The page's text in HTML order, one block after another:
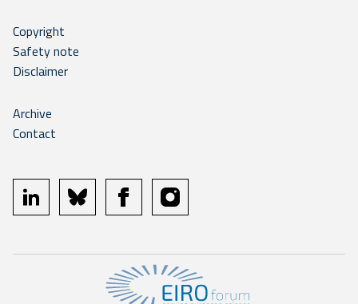
Copyright
Safety note
Disclaimer
Archive
Contact
linkedin bluesky facebookinstagram